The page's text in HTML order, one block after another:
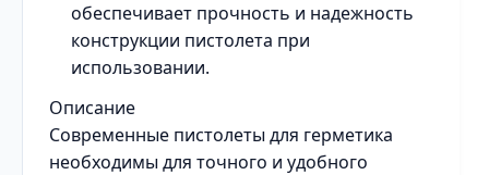
обеспечивает прочность и надежность
конструкции пистолета при
использовании.
Описание
Современные пистолеты для герметика
необходимы для точного и удобного